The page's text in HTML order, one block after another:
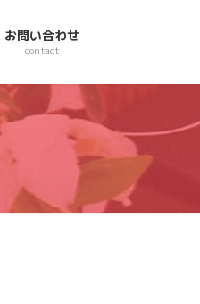
お問い合わせ
contact